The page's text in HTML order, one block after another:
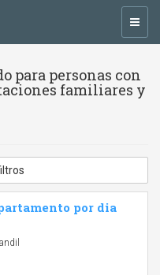
para personas con
familiares y
por dia